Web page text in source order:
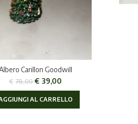
Carillon Goodwill
€ 78,00 € 39,00
AL CARRELLO